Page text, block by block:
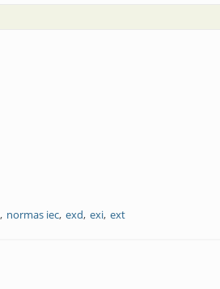
normas iec exd exi ext